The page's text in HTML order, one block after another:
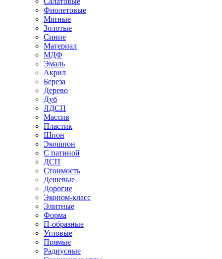
Фиолетовые
Мятные
Золотые
Синие
Материал
МДФ
Эмаль
Акрил
Береза
Дерево
Дуб
ЛДСП
Массив
Пластик
Шпон
Экошпон
С патиной
ДСП
Стоимость
Дешевые
Дорогие
Эконом-класс
Элитные
Форма
П-образные
Угловые
Прямые
Радиусные